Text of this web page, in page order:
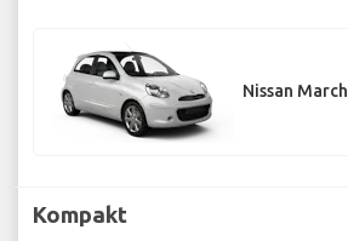
Nissan March
Kompakt